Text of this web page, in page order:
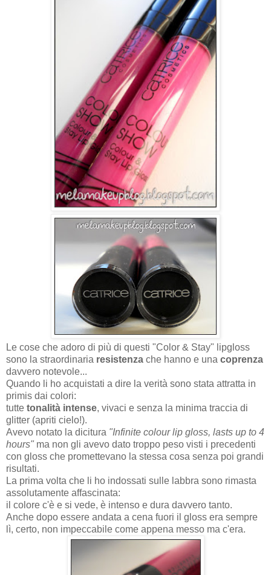
Le cose che adoro di più di questi "Color & Stay" lipgloss
sono la straordinaria resistenza che hanno e una coprenza
davvero notevole...
Quando li ho acquistati a dire la verità sono stata attratta in
primis dai colori:
tutte tonalità intense, vivaci e senza la minima traccia di
glitter (apriti cielo!).
Avevo notato la dicitura "Infinite colour lip gloss, lasts up to 4
hours" ma non gli avevo dato troppo peso visti i precedenti
con gloss che promettevano la stessa cosa senza poi grandi
risultati.
La prima volta che li ho indossati sulle labbra sono rimasta
assolutamente affascinata:
il colore c'è e si vede, è intenso e dura davvero tanto.
Anche dopo essere andata a cena fuori il gloss era sempre
lì, certo, non impeccabile come appena messo ma c'era.